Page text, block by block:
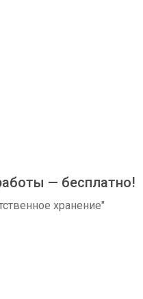
— бесплатно!
хранение"